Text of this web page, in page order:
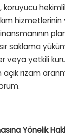
koruyucu
hizmetlerinin
saklama
veya yetkili
rızam
Yönelik